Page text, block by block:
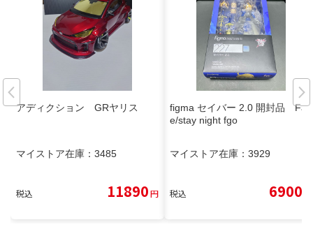
アディクション GRヤリス
マイストア在庫： 3485
税込 11890円
figma セイバー 2.0 開封品 Fat
e/stay night fgo
マイストア在庫： 3929
税込 6900